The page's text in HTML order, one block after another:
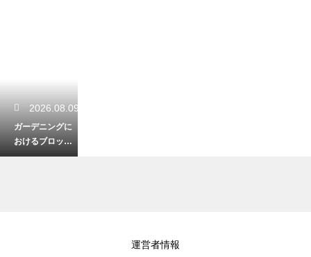
2026.08.09
ガーデニングに
おけるブロック
の敷き方！おし
運営者情報